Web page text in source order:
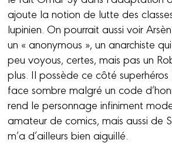
ajoute la notion de lutte des
lupinien. On pourrait aussi voir
un « anonymous », un anarchiste
peu voyous, certes, mais pas un
plus. Il possède ce côté
face sombre malgré un code
rend le personnage infiniment
amateur de comics, mais aussi de
m’a d’ailleurs bien aiguillé.